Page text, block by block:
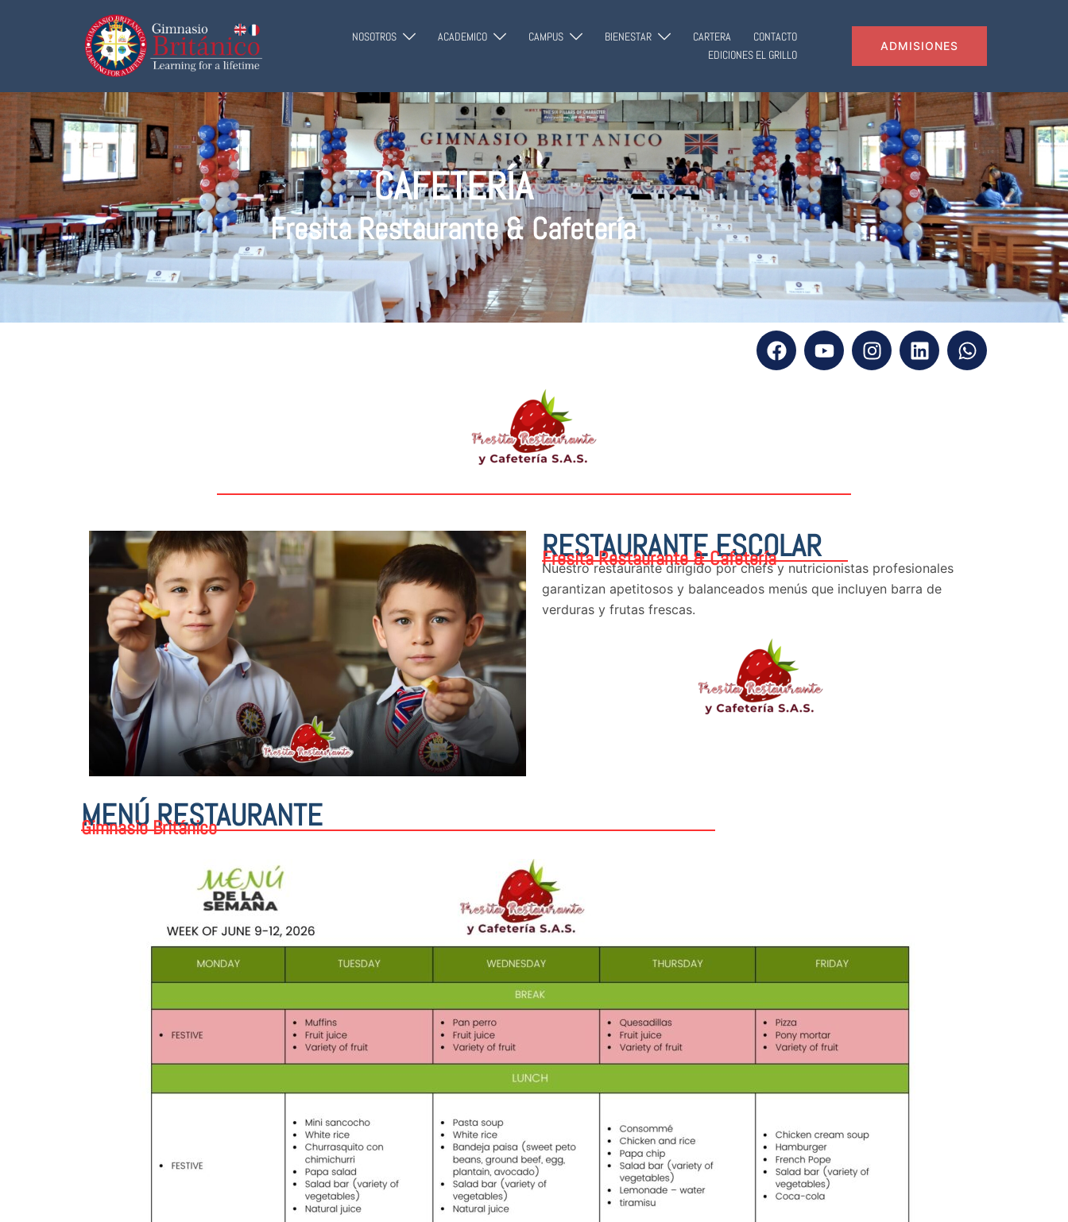
NOSOTROS ACADEMICO CAMPUS BIENESTAR CARTERA
CONTACTO
EDICIONES EL GRILLO
ADMISIONES
CAFETERÍA
Fresita Restaurante & Cafetería
RESTAURANTE ESCOLAR
Fresita Restaurante & Cafetería
Nuestro restaurante dirigido por chefs y nutricionistas profesionales
garantizan apetitosos y balanceados menús que incluyen barra de
verduras y frutas frescas.
MENÚ RESTAURANTE
Gimnasio Británico